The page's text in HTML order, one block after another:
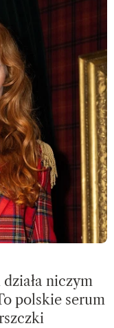
niczym
polskie serum